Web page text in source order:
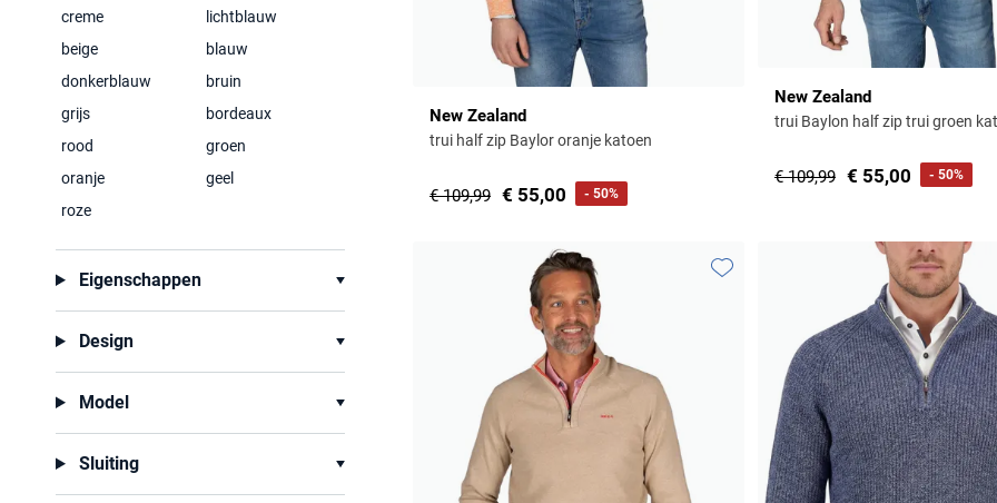
creme
lichtblauw
beige
blauw
donkerblauw
bruin
grijs
bordeaux
rood
groen
oranje
geel
roze
Eigenschappen
Design
Model
Sluiting
New Zealand
trui half zip Baylor oranje katoen
€ 109,99 € 55,00 - 50%
New Zealand
trui Baylon half zip trui groen
€ 109,99 € 55,00 - 50%
Toevoegen aan favorieten